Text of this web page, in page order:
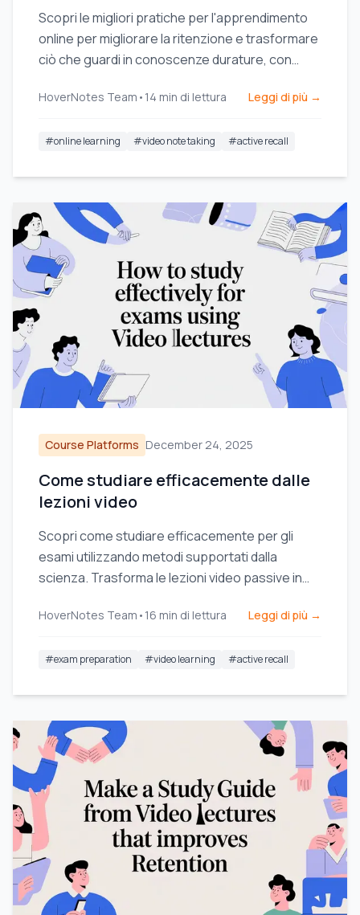
Scopri le migliori pratiche per l'apprendimento
online per migliorare la ritenzione e trasformare
ciò che guardi in conoscenze durature, con
HoverNotes Team • 14 min di lettura Leggi di più →
#online learning #video note taking #active recall
Course Platforms December 24, 2025
Come studiare efficacemente dalle
lezioni video
Scopri come studiare efficacemente per gli
esami utilizzando metodi supportati dalla
scienza. Trasforma le lezioni video passive in
memorizzazione e la ritenzione.
HoverNotes Team • 16 min di lettura Leggi di più →
#exam preparation #video learning #active recall